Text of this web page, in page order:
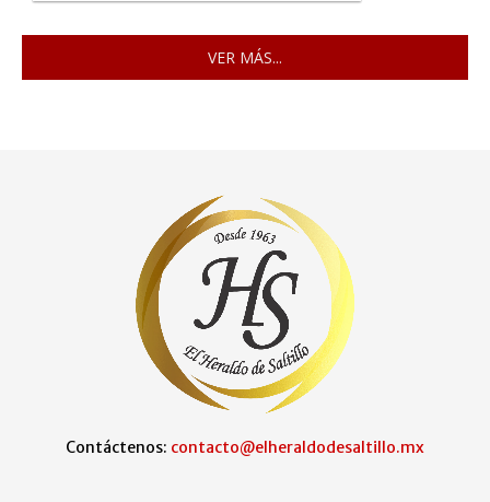
VER MÁS...
Contáctenos: contacto@elheraldodesaltillo.mx